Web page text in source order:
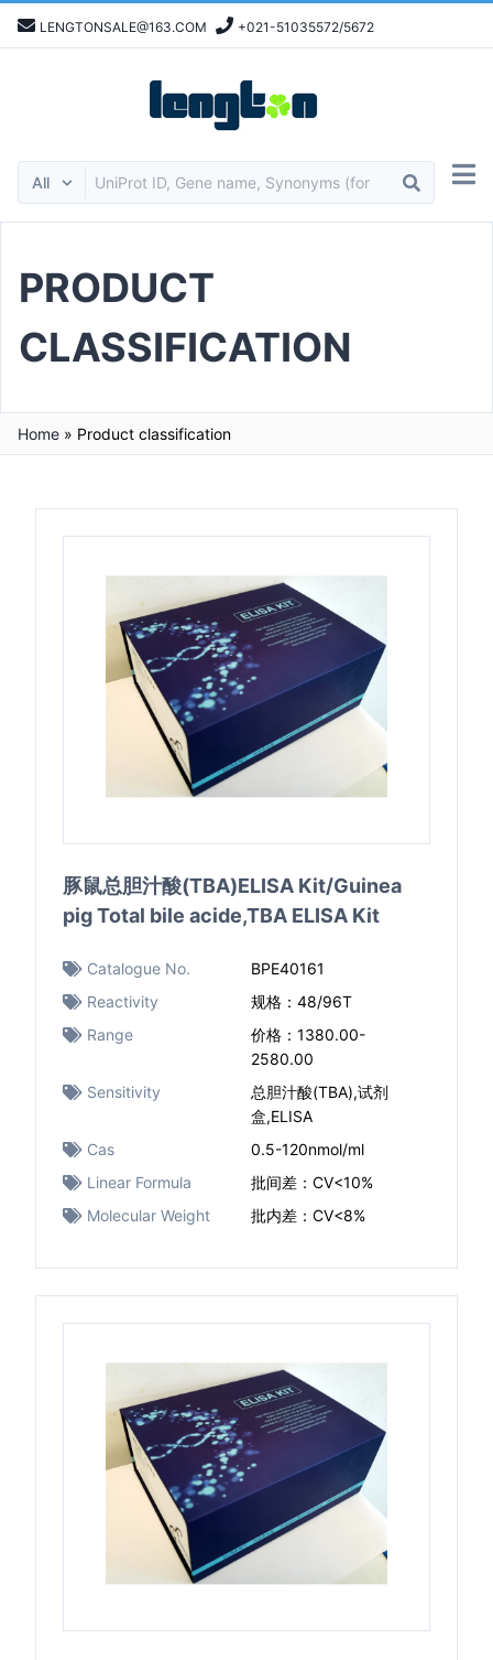
LENGTONSALE@163.COM +021-51035572/5672
PRODUCT
CLASSIFICATION
Home » Product classification
豚鼠总胆汁酸(TBA)ELISA Kit/Guinea
pig Total bile acide,TBA ELISA Kit
Catalogue No.
BPE40161
Reactivity
规格：48/96T
Range
价格：1380.00-
2580.00
Sensitivity
总胆汁酸(TBA),试剂
盒,ELISA
Cas
0.5-120nmol/ml
Linear Formula
批间差：CV<10%
Molecular Weight
批内差：CV<8%